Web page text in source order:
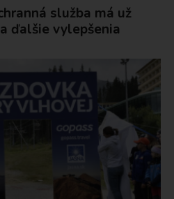
služba má už
ďalšie vylepšenia